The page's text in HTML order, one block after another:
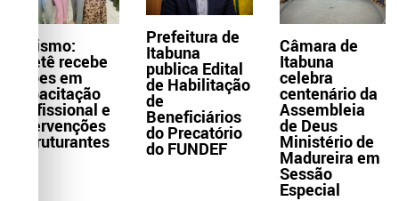
Turismo:
Itaetê recebe
ações em
capacitação
profissional e
intervenções
estruturantes
Prefeitura de
Itabuna
publica Edital
de Habilitação
de
Beneficiários
do Precatório
do FUNDEF
Câmara de
Itabuna
celebra
centenário da
Assembleia
de Deus
Ministério de
Madureira em
Sessão
Especial